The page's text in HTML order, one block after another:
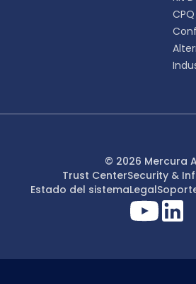
CPQ
© 2026 Mercura
Trust CenterSecurity &
Estado del sistemaLegal